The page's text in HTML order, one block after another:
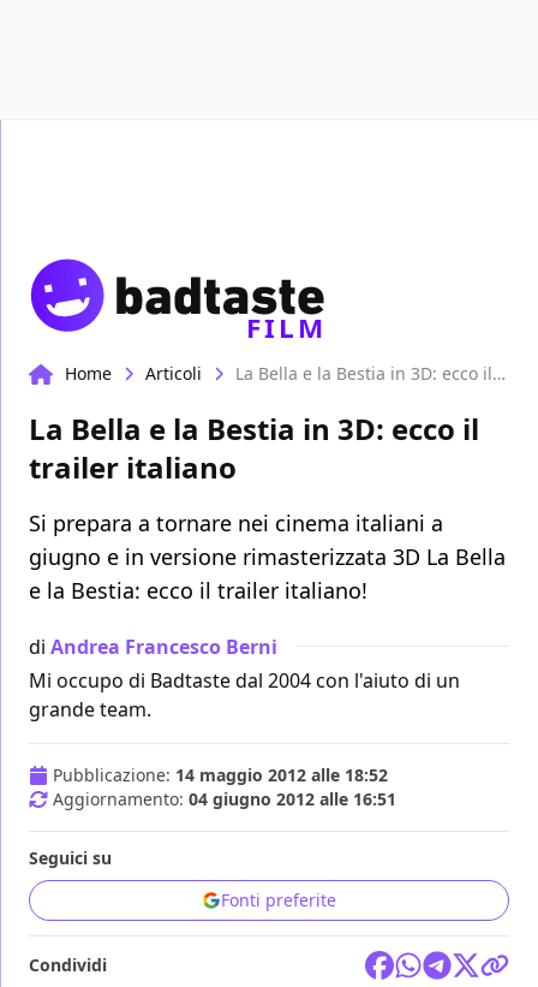
FILM
Home Articoli La Bella e la Bestia in 3D: ecco il trailer italiano
La Bella e la Bestia in 3D: ecco il
trailer italiano
Si prepara a tornare nei cinema italiani a
giugno e in versione rimasterizzata 3D La Bella
e la Bestia: ecco il trailer italiano!
di Andrea Francesco Berni
Mi occupo di Badtaste dal 2004 con l'aiuto di un
grande team.
Pubblicazione: 14 maggio 2012 alle 18:52
Aggiornamento: 04 giugno 2012 alle 16:51
Seguici su
Fonti preferite
Condividi